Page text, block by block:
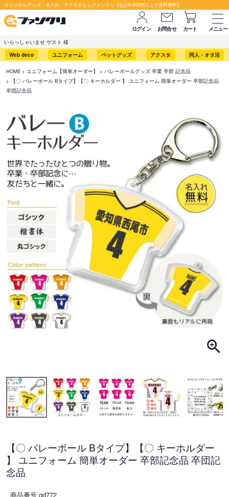
オリジナルグッズ・名入れ・アクスタならファンクリ【合計6,600円以上で送料無料】
ログイン お問合せ カート
メニュー
いらっしゃいませ ゲスト 様
Web deco
ユニフォーム ペットグッズ アクスタ 同人・オタ活
HOME ユニフォーム【簡単オーダー】
バレーボールグッズ 卒業 卒部 記念品
【〇 バレーボール Bタイプ】【〇 キーホルダー 】 ユニフォーム 簡単オーダー 卒部記念品
卒団記念品
【〇 バレーボール Bタイプ】【〇 キーホルダー
】 ユニフォーム 簡単オーダー 卒部記念品 卒団記
念品
商品番号 gd772